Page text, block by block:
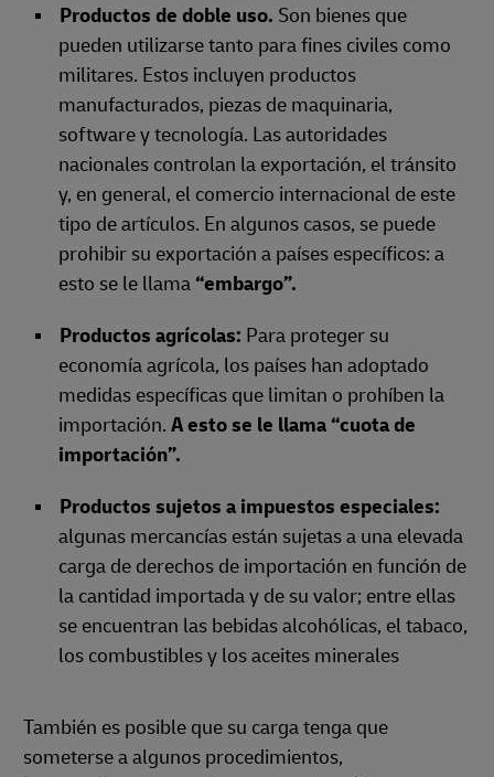
Productos de doble uso. Son bienes que
pueden utilizarse tanto para fines civiles como
militares. Estos incluyen productos
manufacturados, piezas de maquinaria,
software y tecnología. Las autoridades
nacionales controlan la exportación, el tránsito
y, en general, el comercio internacional de este
tipo de artículos. En algunos casos, se puede
prohibir su exportación a países específicos: a
esto se le llama“embargo”.
Productos agrícolas: Para proteger su
economía agrícola, los países han adoptado
medidas específicas que limitan o prohíben la
importación. A esto se le llama “cuota de
importación”.
Productos sujetos a impuestos especiales:
algunas mercancías están sujetas a una elevada
carga de derechos de importación en función de
la cantidad importada y de su valor; entre ellas
se encuentran las bebidas alcohólicas, el tabaco,
los combustibles y los aceites minerales
También es posible que su carga tenga que
someterse a algunos procedimientos,